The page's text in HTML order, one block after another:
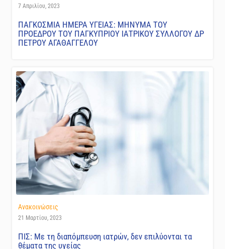
7 Απριλίου, 2023
ΠΑΓΚΟΣΜΙΑ ΗΜΕΡΑ ΥΓΕΙΑΣ: ΜΗΝΥΜΑ ΤΟΥ
ΠΡΟΕΔΡΟΥ ΤΟΥ ΠΑΓΚΥΠΡΙΟΥ ΙΑΤΡΙΚΟΥ ΣΥΛΛΟΓΟΥ ΔΡ
ΠΕΤΡΟΥ ΑΓΑΘΑΓΓΕΛΟΥ
Ανακοινώσεις
21 Μαρτίου, 2023
ΠΙΣ: Με τη διαπόμπευση ιατρών, δεν επιλύονται τα
θέματα της υγείας